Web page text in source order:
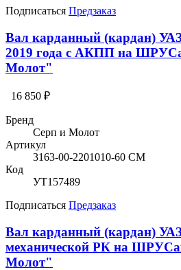
Подписаться Предзаказ
Вал карданный (кардан)
2019 года с АКПП на
Молот"
16 850 ₽
Бренд
Серп и Молот
Артикул
3163-00-2201010-60 СМ
Код
УТ157489
Подписаться Предзаказ
Вал карданный (кардан)
механической РК на
Молот"